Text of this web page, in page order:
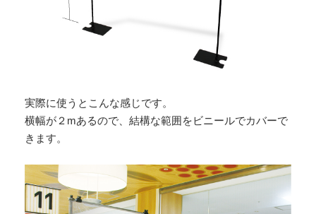
実際に使うとこんな感じです。
横幅が２mあるので、結構な範囲をビニールでカバーで
きます。